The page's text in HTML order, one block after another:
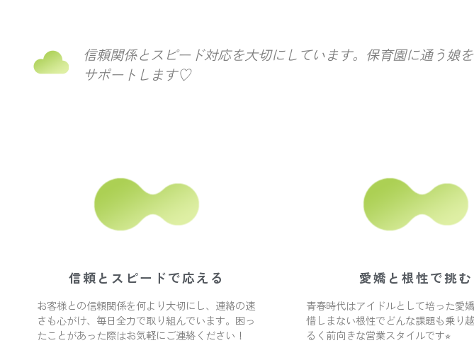
信頼関係とスピード対応を大切にしています。保育園に通う娘
サポートします♡
信頼とスピードで応える
お客様との信頼関係を何より大切にし、連絡の速
さも心がけ、毎日全力で取り組んでいます。困っ
たことがあった際はお気軽にご連絡ください！
愛嬌と根性で挑む
青春時代はアイドルとして培った愛
惜しまない根性でどんな課題も乗り
るく前向きな営業スタイルです⭐︎